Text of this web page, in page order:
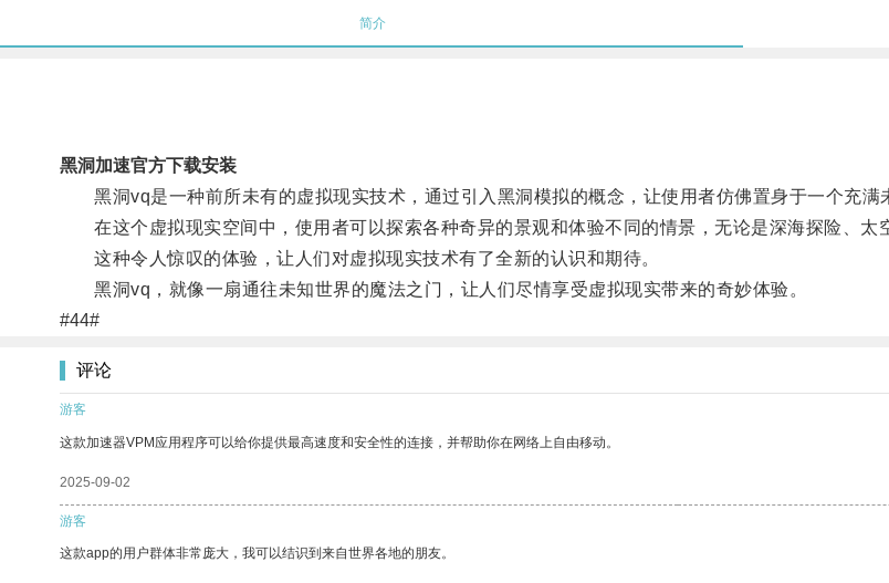
简介
黑洞加速官方下载安装
黑洞vq是一种前所未有的虚拟现实技术，通过引入黑洞模拟的概念，让使用者仿佛置身于一个充满
在这个虚拟现实空间中，使用者可以探索各种奇异的景观和体验不同的情景，无论是深海探险、太
这种令人惊叹的体验，让人们对虚拟现实技术有了全新的认识和期待。
黑洞vq，就像一扇通往未知世界的魔法之门，让人们尽情享受虚拟现实带来的奇妙体验。
#44#
评论
游客
这款加速器VPM应用程序可以给你提供最高速度和安全性的连接，并帮助你在网络上自由移动。
2025-09-02
游客
这款app的用户群体非常庞大，我可以结识到来自世界各地的朋友。